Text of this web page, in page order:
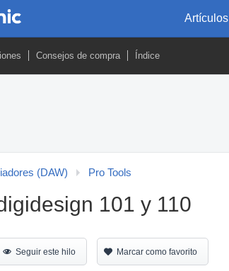
Artículos
Consejos de compra Índice
(DAW) Pro Tools
101 y 110
Seguir este hilo Marcar como favorito